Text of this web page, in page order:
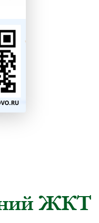
ЖКТ